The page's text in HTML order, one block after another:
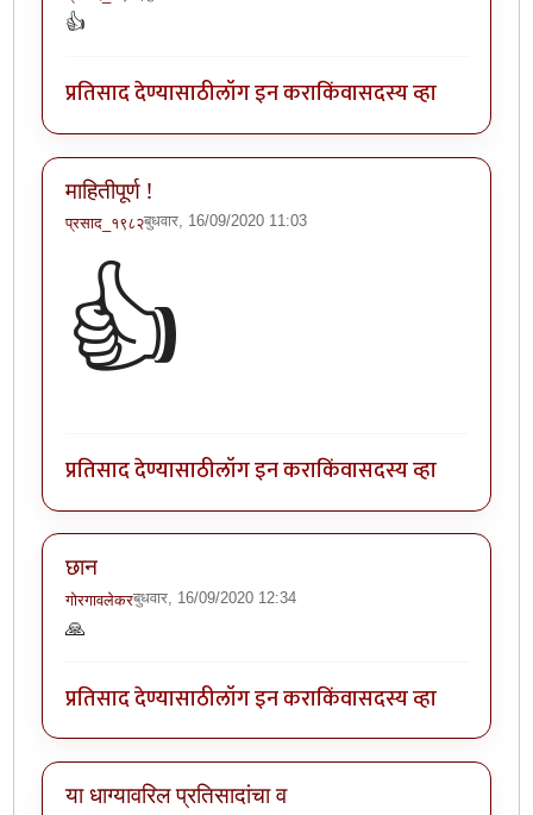
👍
प्रतिसाद देण्यासाठीलॉग इन कराकिंवासदस्य व्हा
माहितीपूर्ण !
प्रसाद_१९८२बुधवार, 16/09/2020 11:03
👍
प्रतिसाद देण्यासाठीलॉग इन कराकिंवासदस्य व्हा
छान
गोरगावलेकरबुधवार, 16/09/2020 12:34
🙏
प्रतिसाद देण्यासाठीलॉग इन कराकिंवासदस्य व्हा
या धाग्यावरिल प्रतिसादांचा व